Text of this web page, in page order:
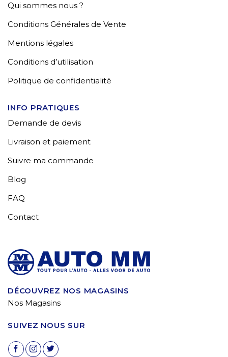
Qui sommes nous ?
Conditions Générales de Vente
Mentions légales
Conditions d’utilisation
Politique de confidentialité
INFO PRATIQUES
Demande de devis
Livraison et paiement
Suivre ma commande
Blog
FAQ
Contact
DÉCOUVREZ NOS MAGASINS
Nos Magasins
SUIVEZ NOUS SUR